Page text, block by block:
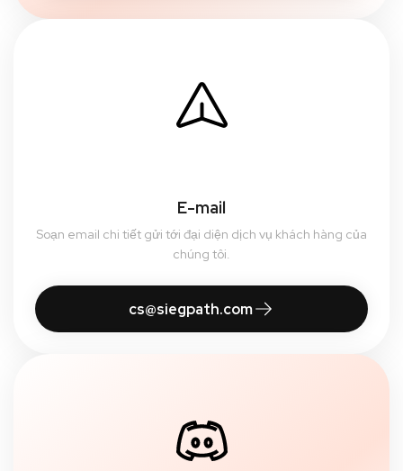
E-mail
Soạn email chi tiết gửi tới đại diện dịch vụ khách hàng của
chúng tôi.
cs@siegpath.com